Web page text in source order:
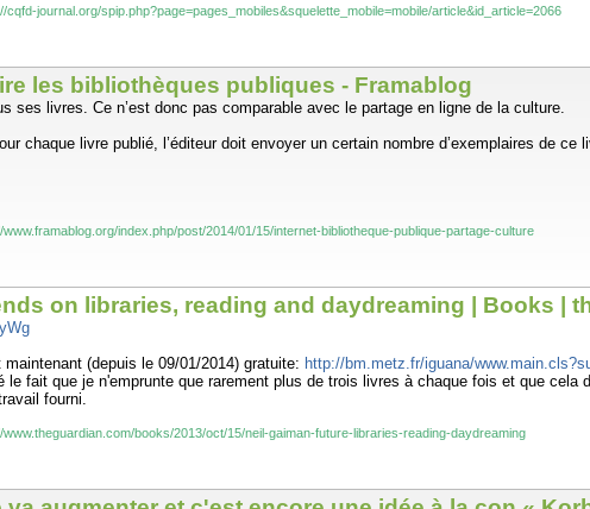
cqfd-journal.org/spip.php?page=pages_mobiles&squelette_mobile=mobile/article&id_article=2066
les bibliothèques publiques - Framablog
ses livres. Ce n’est donc pas comparable avec le partage en ligne de la culture.
chaque livre publié, l’éditeur doit envoyer un certain nombre d’exemplaires de
www.framablog.org/index.php/post/2014/01/15/internet-bibliotheque-publique-partage-culture
on libraries, reading and daydreaming | Books |
(depuis le 09/01/2014) gratuite: http://bm.metz.fr/iguana/
fait que je n'emprunte que rarement plus de trois livres à chaque fois et que cela
fourni.
www.theguardian.com/books/2013/oct/15/neil-gaiman-future-libraries-reading-daydreaming